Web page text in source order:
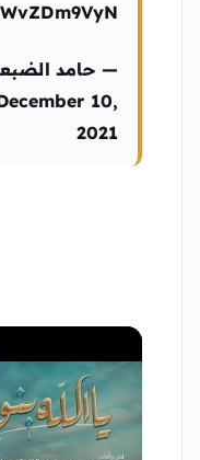
10,
2021